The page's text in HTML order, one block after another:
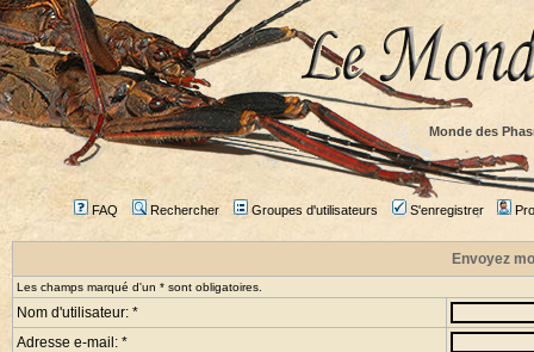
Monde des
FAQ Rechercher Groupes d'utilisateurs S'enregistrer
Envoyez
Les champs marqué d'un * sont obligatoires.
Nom d'utilisateur: *
Adresse e-mail: *